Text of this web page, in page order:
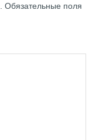
Обязательные поля